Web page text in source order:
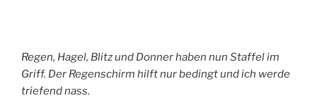
Regen, Hagel, Blitz und Donner haben nun Staffel im
Griff. Der Regenschirm hilft nur bedingt und ich werde
triefend nass.